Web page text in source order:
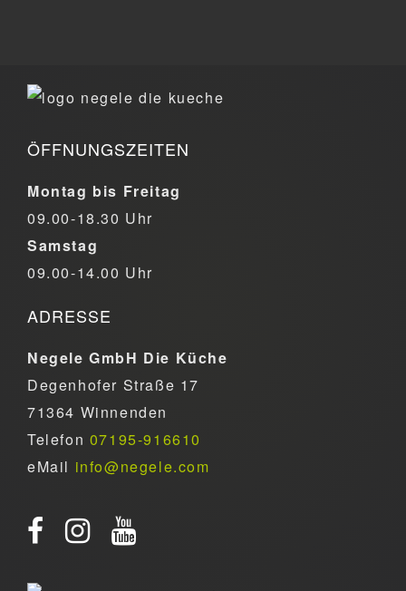
ÖFFNUNGSZEITEN
Montag bis Freitag
09.00-18.30 Uhr
Samstag
09.00-14.00 Uhr
ADRESSE
Negele GmbH Die Küche
Degenhofer Straße 17
71364 Winnenden
Telefon 07195-916610
eMail info@negele.com